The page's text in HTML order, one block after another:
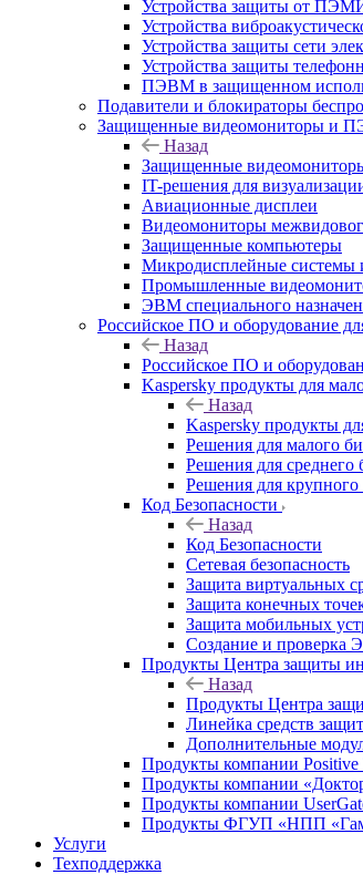
Устройства защиты от
Устройства
Устройства защиты сети
Устройства защиты
ПЭВМ в защищенном
Подавители и блокираторы
Защищенные видеомониторы и
Назад
Защищенные
IT-решения для
Авиационные дисплеи
Видеомониторы
Защищенные компьютеры
Микродисплейные системы
Промышленные
ЭВМ специального
Российское ПО и оборудование
Назад
Российское ПО и
Kaspersky продукты для
Назад
Kaspersky продукты
Решения для малого
Решения для среднего
Решения для крупного
Код Безопасности
Назад
Код Безопасности
Сетевая безопасность
Защита виртуальных
Защита конечных
Защита мобильных
Создание и проверка
Продукты Центра защиты
Назад
Продукты Центра
Линейка средств
Дополнительные
Продукты компании Positive
Продукты компании
Продукты компании
Продукты ФГУП «НПП
Услуги
Техподдержка